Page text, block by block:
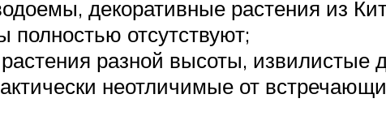
декоративные растения из
отсутствуют;
растения разной высоты,
неотличимые от